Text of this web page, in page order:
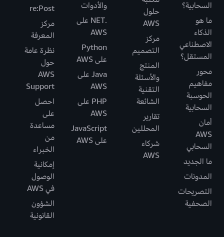
السحابية؟
ما هو
الذكاء
الاصطناعي
المستقل؟
محور
مفاهيم
الحوسبة
السحابية
أمان
AWS
السحابي
ما الجديد
المدونات
التصريحات
الصحفية
حلول
AWS
مركز
التصميم
المنتج
والأسئلة
التقنية
الشائعة
تقارير
المحللين
شركاء
AWS
والأدوات
.NET على
AWS
Python
على AWS
Java على
AWS
PHP على
AWS
JavaScript
على AWS
re:Post
مركز
المعرفة
نظرة عامة
حول
AWS
Support
احصل
على
مساعدة
من
الخبراء
إمكانية
الوصول
في AWS
الشؤون
القانونية